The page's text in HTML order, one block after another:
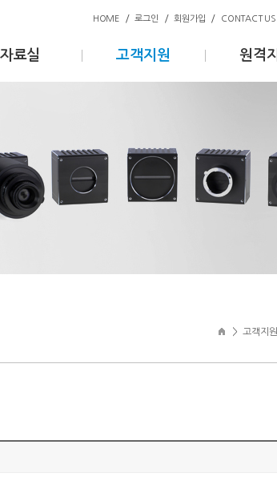
HOME / 로그인 / 회원가입 / CONTACT US
자료실 고객지원 원격
> 고객지원